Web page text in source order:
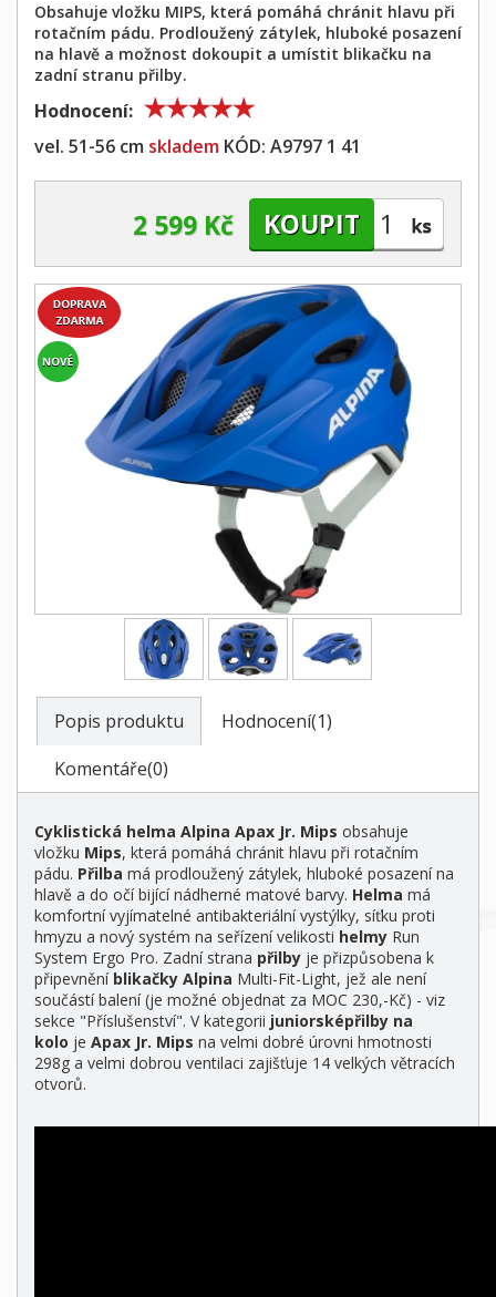
Obsahuje vložku MIPS, která pomáhá chránit hlavu při
rotačním pádu. Prodloužený zátylek, hluboké posazení
na hlavě a možnost dokoupit a umístit blikačku na
zadní stranu přilby.
Hodnocení:
vel. 51-56 cm skladem KÓD: A9797 1 41
2 599 Kč
Popis produktu
Hodnocení(1)
Komentáře(0)
Cyklistická helma Alpina Apax Jr. Mips obsahuje
vložku Mips, která pomáhá chránit hlavu při rotačním
pádu. Přilba má prodloužený zátylek, hluboké posazení na
hlavě a do očí bijící nádherné matové barvy. Helma má
komfortní vyjímatelné antibakteriální vystýlky, síťku proti
hmyzu a nový systém na seřízení velikosti helmy Run
System Ergo Pro. Zadní strana přilby je přizpůsobena k
připevnění blikačky Alpina Multi-Fit-Light, jež ale není
součástí balení (je možné objednat za MOC 230,-Kč) - viz
sekce "Příslušenství". V kategorii juniorsképřilby na
kolo je Apax Jr. Mips na velmi dobré úrovni hmotnosti
298g a velmi dobrou ventilaci zajišťuje 14 velkých větracích
otvorů.